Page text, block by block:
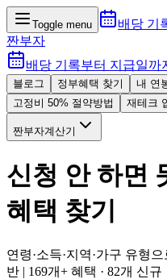
Toggle menu 배당 기
짠부자
배당 기록부터 지급일까
블로그 정부혜택 찾기 내 연
고정비 50% 절약방법
재테크
짠부자계산기
신청 안 하면
혜택 찾기
연령·소득·지역·가구 유형
반 | 169개+ 혜택 · 82개 신규